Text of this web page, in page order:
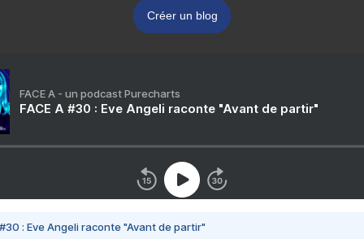
Créer un blog
FACE A - un podcast Purecharts
FACE A #30 : Eve Angeli raconte "Avant de partir"
#30 : Eve Angeli raconte "Avant de partir"